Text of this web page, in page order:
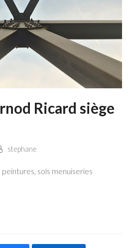
Ricard siège
stephane
sols menuiseries